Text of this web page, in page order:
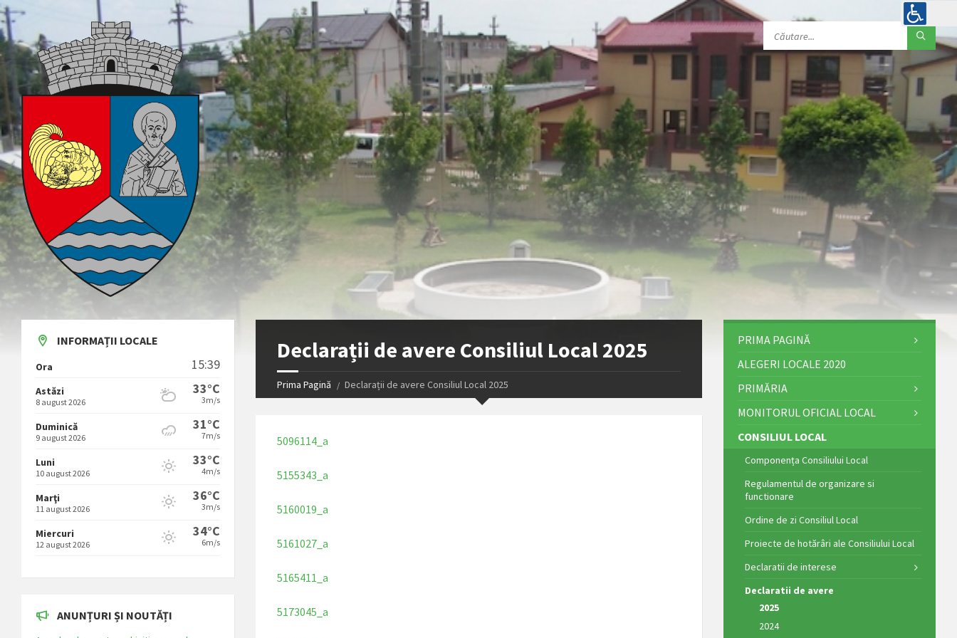
Declarații de avere Consiliul Local 2025
Prima Pagină Declarații de avere Consiliul Local 2025
5096114_a
5155343_a
5160019_a
5161027_a
5165411_a
5173045_a
INFORMAȚII LOCALE
Ora 15:39
Astăzi
8 august 2026
33°C
3m/s
Duminică
9 august 2026
31°C
7m/s
Luni
10 august 2026
33°C
4m/s
Marţi
11 august 2026
36°C
3m/s
Miercuri
12 august 2026
34°C
6m/s
ANUNȚURI ȘI NOUTĂȚI
PRIMA PAGINĂ
ALEGERI LOCALE 2020
PRIMĂRIA
MONITORUL OFICIAL LOCAL
CONSILIUL LOCAL
Componența Consiliului Local
Regulamentul de organizare si
functionare
Ordine de zi Consiliul Local
Proiecte de hotărâri ale Consiliului Local
Declaratii de interese
Declaratii de avere
2025
2024